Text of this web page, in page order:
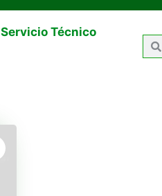
Servicio Técnico